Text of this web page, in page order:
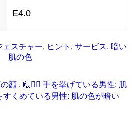
E4.0
ェスチャー, ヒント , サービス, 暗い
肌の色
顔 , 🙋‍🏿‍‍‍♂ 手を挙げている男性: 肌
すくめている男性: 肌の色が暗い